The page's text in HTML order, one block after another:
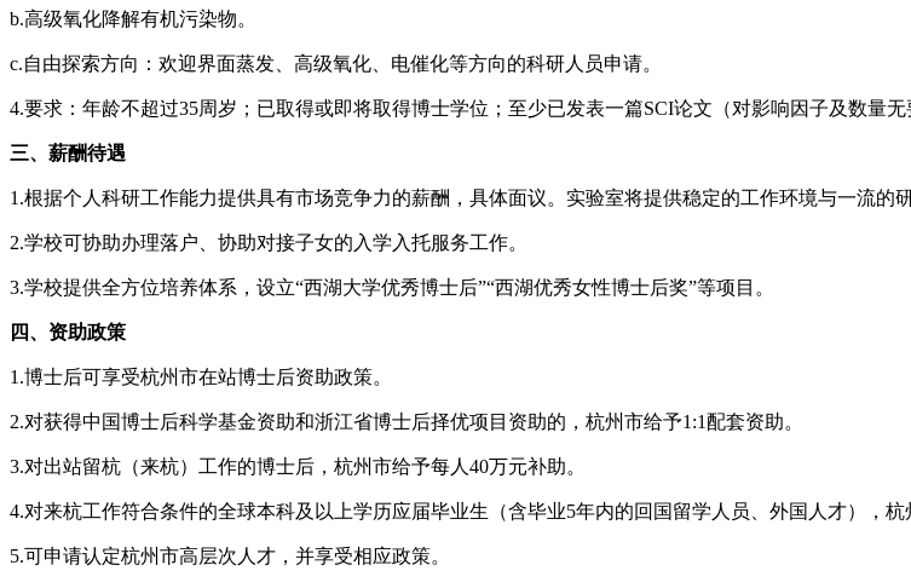
b.高级氧化降解有机污染物。
c.自由探索方向：欢迎界面蒸发、高级氧化、电催化等方向的科研人员申请。
4.要求：年龄不超过35周岁；已取得或即将取得博士学位；至少已发表一篇SCI论文（对影响因子及数量
三、薪酬待遇
1.根据个人科研工作能力提供具有市场竞争力的薪酬，具体面议。实验室将提供稳定的工作环境与一流的
2.学校可协助办理落户、协助对接子女的入学入托服务工作。
3.学校提供全方位培养体系，设立“西湖大学优秀博士后”“西湖优秀女性博士后奖”等项目。
四、资助政策
1.博士后可享受杭州市在站博士后资助政策。
2.对获得中国博士后科学基金资助和浙江省博士后择优项目资助的，杭州市给予1:1配套资助。
3.对出站留杭（来杭）工作的博士后，杭州市给予每人40万元补助。
4.对来杭工作符合条件的全球本科及以上学历应届毕业生（含毕业5年内的回国留学人员、外国人才），杭
5.可申请认定杭州市高层次人才，并享受相应政策。